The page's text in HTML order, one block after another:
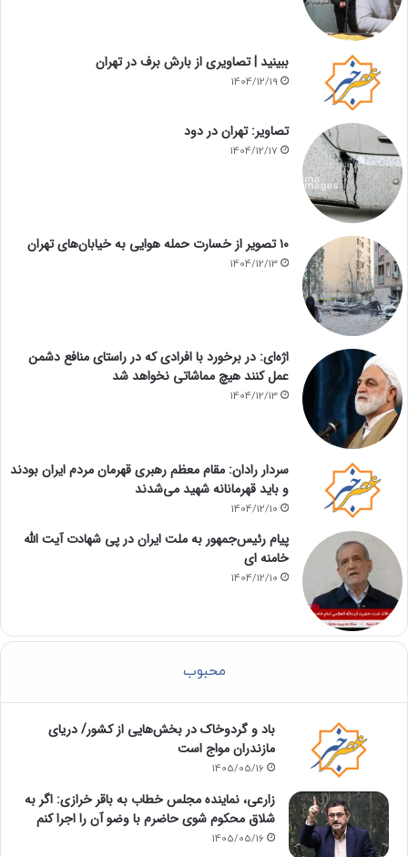
ببینید | تصاویری از بارش برف در تهران
1404/12/19
تصاویر: تهران در دود
1404/12/17
۱۰ تصویر از خسارت حمله هوایی به خیابان‌های تهران
1404/12/13
اژه‌ای: در برخورد با افرادی که در راستای منافع دشمن
عمل کنند هیچ مماشاتی نخواهد شد
1404/12/13
سردار رادان: مقام معظم رهبری قهرمان مردم ایران بودند
و باید قهرمانانه شهید می‌شدند
1404/12/10
پیام رئیس‌جمهور به ملت ایران در پی شهادت آیت الله
خامنه ای
1404/12/10
محبوب
باد و گردوخاک در بخش‌هایی از کشور/ دریای
مازندران مواج است
1405/05/16
زارعی، نماینده مجلس خطاب به باقر خرازی: اگر به
شلاق محکوم شوی حاضرم با وضو آن را اجرا کنم
1405/05/16